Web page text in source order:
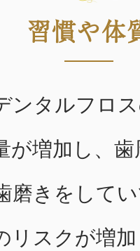
習慣や体
ンタルフロ
が増加し、
磨きをして
リスクが増